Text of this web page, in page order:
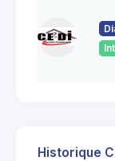
Historique